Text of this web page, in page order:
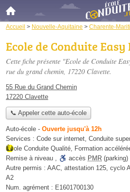
Accueil > Nouvelle-Aquitaine > Charente-
Ecole de Conduite Easy
Cette fiche présente "Ecole de Conduite
rue du grand chemin, 17220 Clavette.
55 Rue du Grand Chemin
17220 Clavette
📞 Appeler cette auto-école
Auto-école - Ouverte jusqu'à 12h
Services : Code sur internet, Conduite
École Conduite Qualité, Formation
Remise à niveau , accès PMR (parking)
Autre permis : AAC, attestation 125, cyclo
A2
Num. agrément : E1601700130